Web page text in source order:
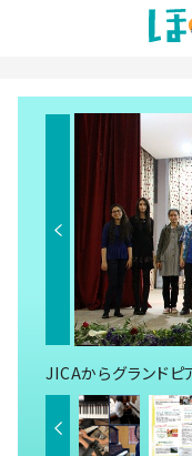
JICAからグランドピ